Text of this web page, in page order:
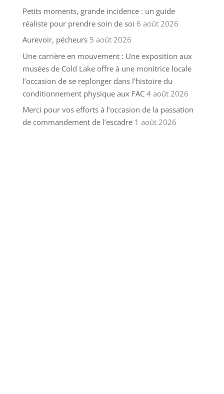
Petits moments, grande incidence : un guide
réaliste pour prendre soin de soi 6 août 2026
Aurevoir, pécheurs 5 août 2026
Une carrière en mouvement : Une exposition aux
musées de Cold Lake offre à une monitrice locale
l’occasion de se replonger dans l’histoire du
conditionnement physique aux FAC 4 août 2026
Merci pour vos efforts à l’occasion de la passation
de commandement de l’escadre 1 août 2026